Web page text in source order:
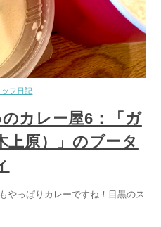
フ日記
カレー屋6：「ガ
上原）」のブータ
やっぱりカレーですね！目黒のス